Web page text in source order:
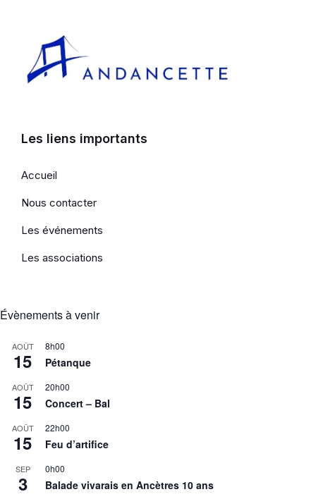
Les liens importants
Accueil
Nous contacter
Les événements
Les associations
Évènements à venir
AOÛT
15
8h00
Pétanque
AOÛT
15
20h00
Concert – Bal
AOÛT
15
22h00
Feu d’artifice
SEP
3
0h00
Balade vivarais en Ancètres 10 ans